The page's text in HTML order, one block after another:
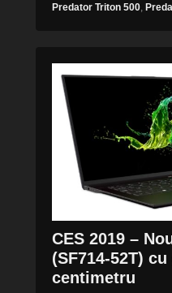
Predator Triton 500,
CES 2019 –
(SF714-52T)
centimetru